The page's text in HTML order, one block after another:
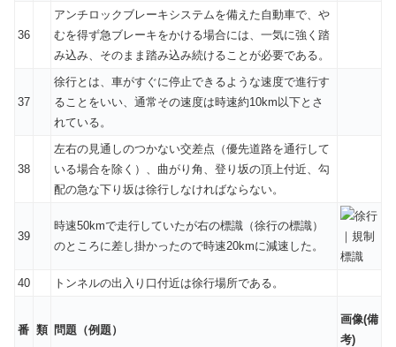
36
アンチロックブレーキシステムを備えた自動車で、や
むを得ず急ブレーキをかける場合には、一気に強く踏
み込み、そのまま踏み込み続けることが必要である。
37
徐行とは、車がすぐに停止できるような速度で進行す
ることをいい、通常その速度は時速約10km以下とさ
れている。
38
左右の見通しのつかない交差点（優先道路を通行して
いる場合を除く）、曲がり角、登り坂の頂上付近、勾
配の急な下り坂は徐行しなければならない。
39
時速50kmで走行していたが右の標識（徐行の標識）
のところに差し掛かったので時速20kmに減速した。
40 トンネルの出入り口付近は徐行場所である。
番 類 問題（例題）
画像(備
考)